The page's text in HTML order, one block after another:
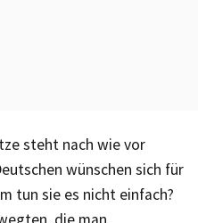
steht nach wie vor
wünschen sich für
tun sie es nicht einfach?